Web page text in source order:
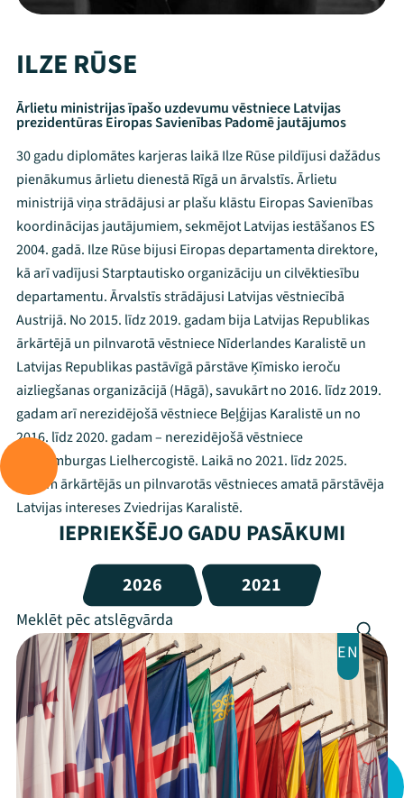
Mana programma
Festivāls
Programma
Arhīvs
ILZE RŪSE
Ārlietu ministrijas īpašo uzdevumu vēstniece Latvijas
prezidentūras Eiropas Savienības Padomē jautājumos
30 gadu diplomātes karjeras laikā Ilze Rūse pildījusi dažādus
pienākumus ārlietu dienestā Rīgā un ārvalstīs. Ārlietu
ministrijā viņa strādājusi ar plašu klāstu Eiropas Savienības
koordinācijas jautājumiem, sekmējot Latvijas iestāšanos ES
2004. gadā. Ilze Rūse bijusi Eiropas departamenta direktore,
kā arī vadījusi Starptautisko organizāciju un cilvēktiesību
departamentu. Ārvalstīs strādājusi Latvijas vēstniecībā
Austrijā. No 2015. līdz 2019. gadam bija Latvijas Republikas
ārkārtējā un pilnvarotā vēstniece Nīderlandes Karalistē un
Latvijas Republikas pastāvīgā pārstāve Ķīmisko ieroču
aizliegšanas organizācijā (Hāgā), savukārt no 2016. līdz 2019.
gadam arī nerezidējošā vēstniece Beļģijas Karalistē un no
2016. līdz 2020. gadam – nerezidējošā vēstniece
Luksemburgas Lielhercogistē. Laikā no 2021. līdz 2025.
gadam ārkārtējās un pilnvarotās vēstnieces amatā pārstāvēja
Latvijas intereses Zviedrijas Karalistē.
IEPRIEKŠĒJO GADU PASĀKUMI
2026 2021
EN